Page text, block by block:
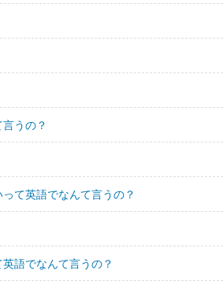
うの？
て英語でなんて言うの？
語でなんて言うの？